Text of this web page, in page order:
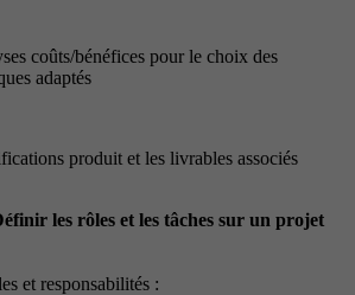
coûts/bénéfices pour le choix des
adaptés
produit et les livrables associés
les rôles et les tâches sur un projet
et responsabilités :